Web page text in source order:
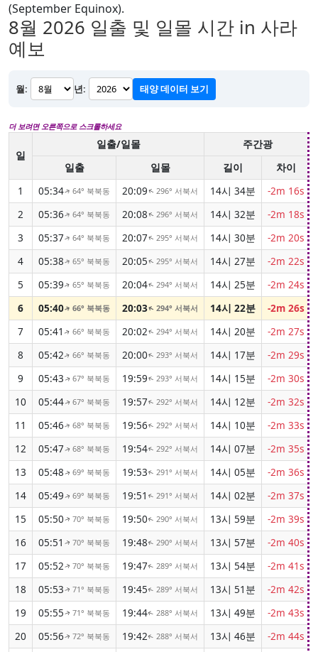
(September Equinox).
8월 2026 일출 및 일몰 시간 in 사라
예보
월: 년: 태양 데이터 보기
더 보려면 오른쪽으로 스크롤하세요
일
일출/일몰 주간광
일출
일몰 길이
차이
1
05:34↑64° 북북동 20:09↑296° 서북서 14시 34분 -2m 16s
2
05:36↑64° 북북동 20:08↑296° 서북서 14시 32분 -2m 18s
3
05:37↑64° 북북동 20:07↑295° 서북서 14시 30분 -2m 20s
4
05:38↑65° 북북동 20:05↑295° 서북서 14시 27분 -2m 22s
5
05:39↑65° 북북동 20:04↑294° 서북서 14시 25분 -2m 24s
6
05:40↑66° 북북동 20:03↑294° 서북서 14시 22분 -2m 26s
7
05:41 ↑66° 북북동 20:02↑294° 서북서 14시 20분 -2m 27s
8
05:42↑66° 북북동 20:00↑293° 서북서 14시 17분 -2m 29s
9
05:43↑67° 북북동 19:59↑293° 서북서 14시 15분 -2m 30s
10
05:44↑67° 북북동 19:57↑ 292° 서북서 14시 12분 -2m 32s
11
05:46↑68° 북북동 19:56↑ 292° 서북서 14시 10분 -2m 33s
12
05:47↑68° 북북동 19:54↑ 292° 서북서 14시 07분 -2m 35s
13
05:48↑69° 북북동 19:53↑ 291° 서북서 14시 05분 -2m 36s
14
05:49↑69° 북북동 19:51 ↑ 291° 서북서 14시 02분 -2m 37s
15
05:50↑70° 북북동 19:50↑ 290° 서북서 13시 59분 -2m 39s
16
05:51 ↑70° 북북동 19:48↑ 290° 서북서 13시 57분 -2m 40s
17
05:52↑70° 북북동 19:47↑ 289° 서북서 13시 54분 -2m 41s
18
05:53↑71° 북북동 19:45↑ 289° 서북서 13시 51분 -2m 42s
19
05:55↑71° 북북동 19:44↑ 288° 서북서 13시 49분 -2m 43s
20
05:56↑72° 북북동 19:42↑ 288° 서북서 13시 46분 -2m 44s